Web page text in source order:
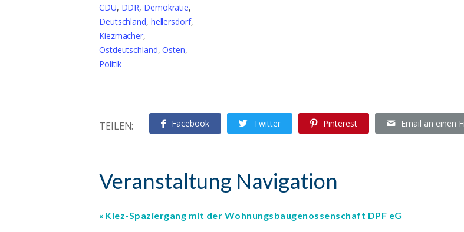
CDU, DDR, Demokratie,
Deutschland, hellersdorf,
Kiezmacher,
Ostdeutschland,Osten,
Politik
TEILEN: Facebook Twitter Pinterest Email an einen
Veranstaltung Navigation
Kiez-Spaziergang mit der Wohnungsbaugenossenschaft DPF eG